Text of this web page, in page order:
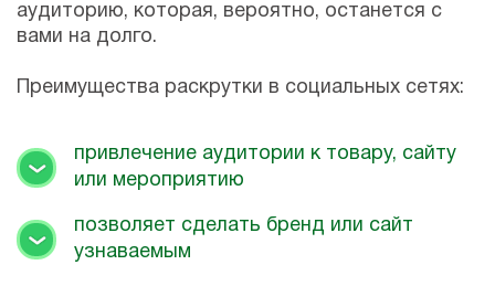
аудиторию, которая, вероятно, останется с
вами на долго.
Преимущества раскрутки в социальных сетях:
привлечение аудитории к товару, сайту
или мероприятию
позволяет сделать бренд или сайт
узнаваемым